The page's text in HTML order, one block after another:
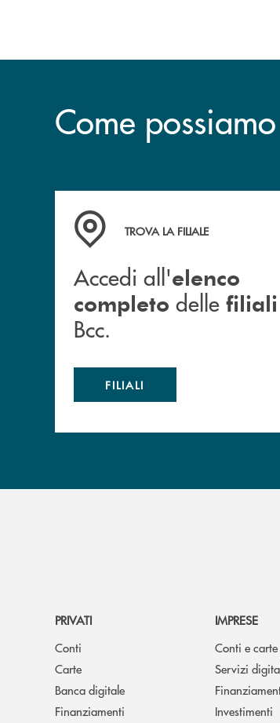
Come possiamo
Accedi all' elenco completo delle
TROVA LA FILIALE
Accedi all'elenco
completo delle filiali
Bcc.
FILIALI
PRIVATI
Conti
Carte
Banca digitale
Finanziamenti
IMPRESE
Conti e carte
Servizi
Investimenti